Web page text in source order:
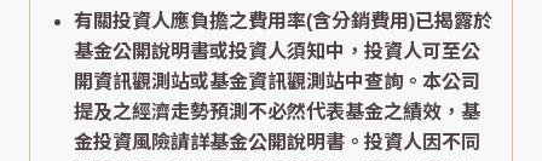
有關投資人應負擔之費用率(含分銷費用)已揭露於
基金公開說明書或投資人須知中，投資人可至公
開資訊觀測站或基金資訊觀測站中查詢。本公司
提及之經濟走勢預測不必然代表基金之績效，基
金投資風險請詳基金公開說明書。投資人因不同